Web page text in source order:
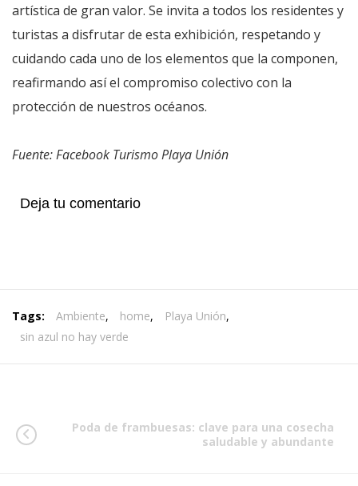
artística de gran valor. Se invita a todos los residentes y
turistas a disfrutar de esta exhibición, respetando y
cuidando cada uno de los elementos que la componen,
reafirmando así el compromiso colectivo con la
protección de nuestros océanos.
Fuente: Facebook Turismo Playa Unión
Deja tu comentario
Tags: Ambiente, home, Playa Unión,
sin azul no hay verde
Poda de frambuesas: clave para una cosecha
saludable y abundante